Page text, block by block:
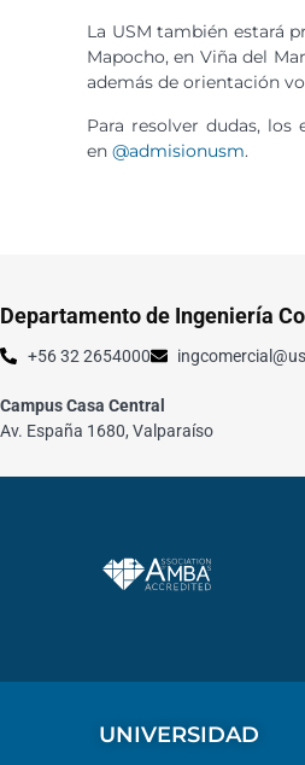
La USM también estará
Mapocho, en Viña del
además de orientación
Para resolver dudas,
en @admisionusm.
Departamento de Ingeniería
+56 32 2654000
Campus Casa Central
Av. España 1680, Valparaíso
UNIVERSIDAD